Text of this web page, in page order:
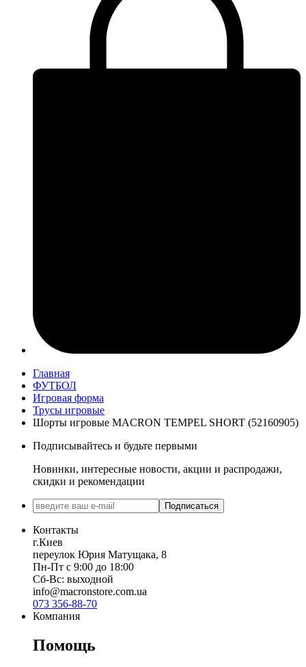
Главная
ФУТБОЛ
Игровая форма
Трусы игровые
Шорты игровые MACRON TEMPEL SHORT (52160905)
Подписывайтесь и будьте первыми
Новинки, интересные новости, акции и распродажи,
скидки и рекомендации
Подписаться
Контакты
г.Киев
переулок Юрия Матущака, 8
Пн-Пт с 9:00 до 18:00
Сб-Вс: выходной
info@macronstore.com.ua
073 356-88-70
Компания
Помощь